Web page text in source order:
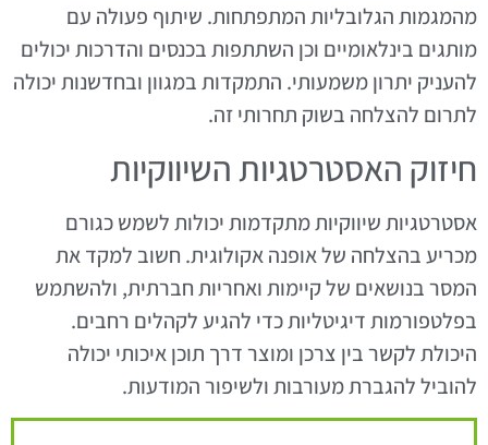
מהמגמות הגלובליות המתפתחות. שיתוף פעולה עם
מותגים בינלאומיים וכן השתתפות בכנסים והדרכות יכולים
להעניק יתרון משמעותי. התמקדות במגוון ובחדשנות יכולה
לתרום להצלחה בשוק תחרותי זה.
חיזוק האסטרטגיות השיווקיות
אסטרטגיות שיווקיות מתקדמות יכולות לשמש כגורם
מכריע בהצלחה של אופנה אקולוגית. חשוב למקד את
המסר בנושאים של קיימות ואחריות חברתית, ולהשתמש
בפלטפורמות דיגיטליות כדי להגיע לקהלים רחבים.
היכולת לקשר בין צרכן ומוצר דרך תוכן איכותי יכולה
להוביל להגברת מעורבות ולשיפור המודעות.